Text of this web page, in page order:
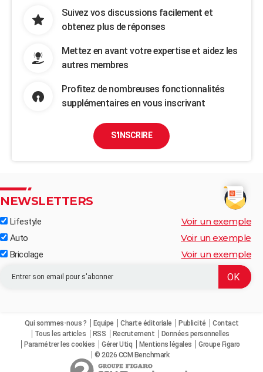
Suivez vos discussions facilement et
obtenez plus de réponses
Mettez en avant votre expertise et aidez les
autres membres
Profitez de nombreuses fonctionnalités
supplémentaires en vous inscrivant
S'INSCRIRE
NEWSLETTERS
Lifestyle Voir un exemple
Auto Voir un exemple
Bricolage Voir un exemple
Qui sommes-nous ? Equipe Charte éditoriale Publicité
Contact
Tous les articles
RSS Recrutement
Données personnelles
Paramétrer les cookies
Gérer Utiq Mentions légales
Groupe Figaro
© 2026 CCM Benchmark